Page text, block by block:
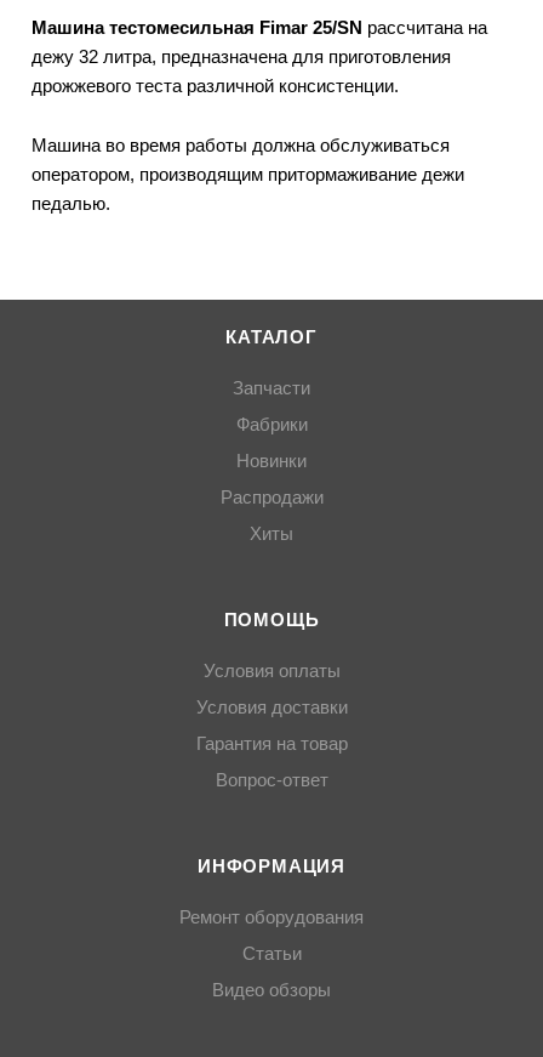
Машина тестомесильная Fimar 25/SN рассчитана на
дежу 32 литра, предназначена для приготовления
дрожжевого теста различной консистенции.
Машина во время работы должна обслуживаться
оператором, производящим притормаживание дежи
педалью.
КАТАЛОГ
Запчасти
Фабрики
Новинки
Распродажи
Хиты
ПОМОЩЬ
Условия оплаты
Условия доставки
Гарантия на товар
Вопрос-ответ
ИНФОРМАЦИЯ
Ремонт оборудования
Статьи
Видео обзоры